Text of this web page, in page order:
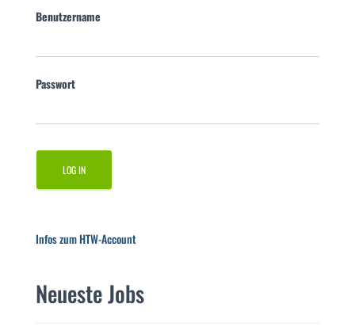
Benutzername
Passwort
Infos zum HTW-Account
Neueste Jobs